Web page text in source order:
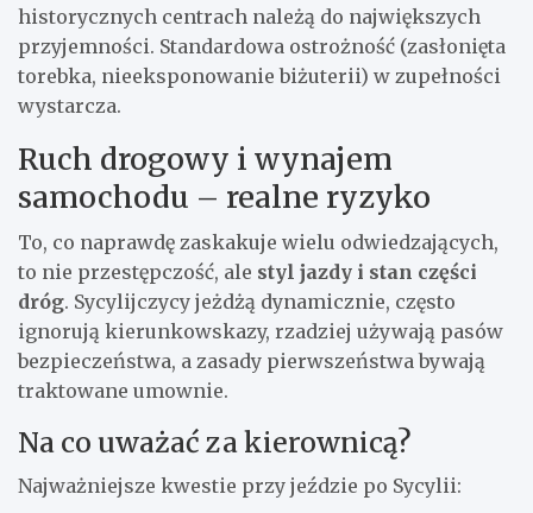
historycznych centrach należą do największych
przyjemności. Standardowa ostrożność (zasłonięta
torebka, nieeksponowanie biżuterii) w zupełności
wystarcza.
Ruch drogowy i wynajem
samochodu – realne ryzyko
To, co naprawdę zaskakuje wielu odwiedzających,
to nie przestępczość, ale styl jazdy i stan części
dróg. Sycylijczycy jeżdżą dynamicznie, często
ignorują kierunkowskazy, rzadziej używają pasów
bezpieczeństwa, a zasady pierwszeństwa bywają
traktowane umownie.
Na co uważać za kierownicą?
Najważniejsze kwestie przy jeździe po Sycylii: